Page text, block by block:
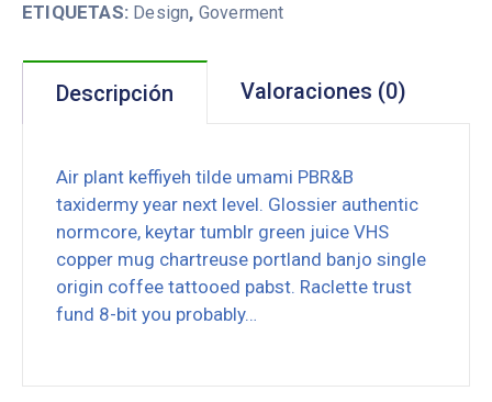
ETIQUETAS: Design, Goverment
Descripción Valoraciones (0)
Air plant keffiyeh tilde umami PBR&B
taxidermy year next level. Glossier authentic
normcore, keytar tumblr green juice VHS
copper mug chartreuse portland banjo single
origin coffee tattooed pabst. Raclette trust
fund 8-bit you probably…